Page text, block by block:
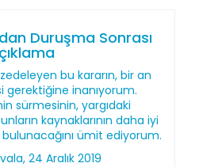
Duruşma Sonrası
zedeleyen bu kararın, bir an
gerektiğine inanıyorum.
sürmesinin, yargıdaki
kaynaklarının daha iyi
bulunacağını ümit ediyorum.
24 Aralık 2019